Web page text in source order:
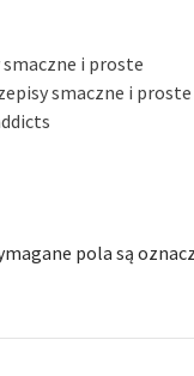
i proste
smaczne i proste
pola są